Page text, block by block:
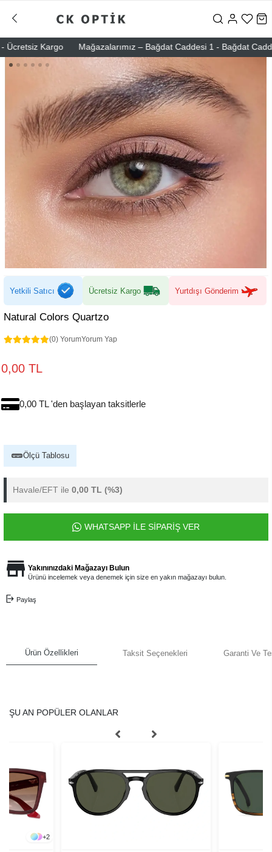
Kargo Mağazalarımız – Bağdat Caddesi 1 - Bağdat
Yetkili Satıcı Ücretsiz Kargo Yurtdışı Gönderim
Natural Colors Quartzo
(0) YorumYorum Yap
0,00 TL
0,00 TL 'den başlayan taksitlerle
Ölçü Tablosu
Havale/EFT ile 0,00 TL (%3)
WHATSAPP İLE SİPARİŞ VER
Yakınınızdaki Mağazayı Bulun
Ürünü incelemek veya denemek için size en yakın mağazayı bulun.
Paylaş
Ürün Özellikleri Taksit Seçenekleri Garanti Ve
ŞU AN POPÜLER OLANLAR
+2